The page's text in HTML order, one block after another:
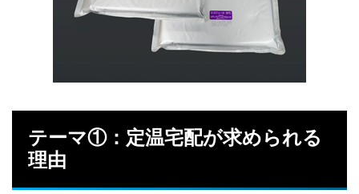
テーマ①：定温宅配が求められる
理由